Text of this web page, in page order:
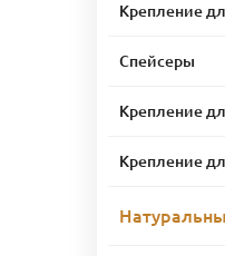
Крепление
Спейсеры
Крепление
Крепление